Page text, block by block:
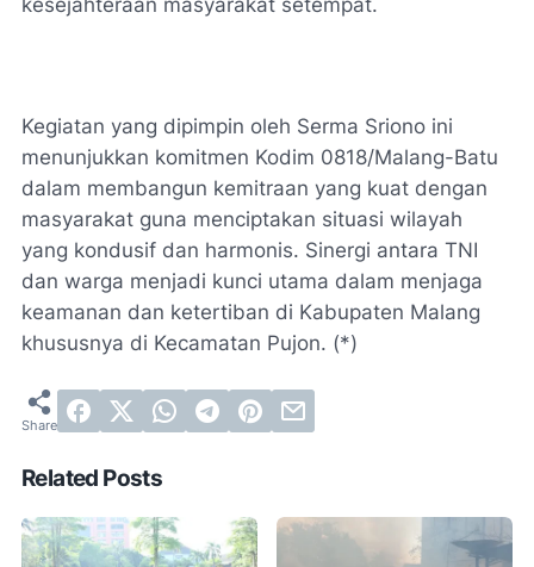
kesejahteraan masyarakat setempat.
Kegiatan yang dipimpin oleh Serma Sriono ini
menunjukkan komitmen Kodim 0818/Malang-Batu
dalam membangun kemitraan yang kuat dengan
masyarakat guna menciptakan situasi wilayah
yang kondusif dan harmonis. Sinergi antara TNI
dan warga menjadi kunci utama dalam menjaga
keamanan dan ketertiban di Kabupaten Malang
khususnya di Kecamatan Pujon. (*)
Related Posts